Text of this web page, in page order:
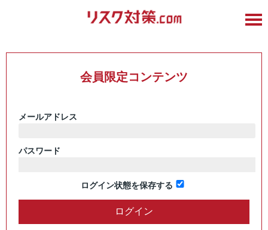
会員限定コンテンツ
メールアドレス
パスワード
ログイン状態を保存する